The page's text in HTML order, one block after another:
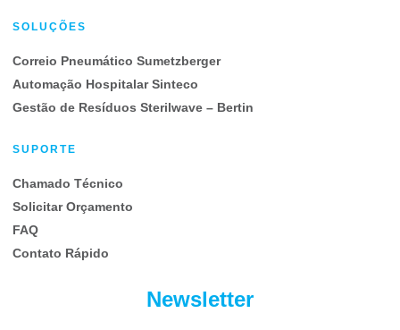
SOLUÇÕES
Correio Pneumático Sumetzberger
Automação Hospitalar Sinteco
Gestão de Resíduos Sterilwave – Bertin
SUPORTE
Chamado Técnico
Solicitar Orçamento
FAQ
Contato Rápido
Newsletter